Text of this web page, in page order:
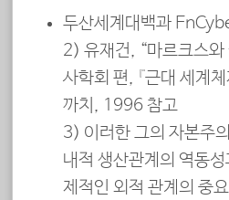
두산세계대백과
2) 유재건, “마르크스
사학회 편, 『근대 세계
까치, 1996 참고
3) 이러한 그의 자본주
내적 생산관계의 역동
제적인 외적 관계의 중